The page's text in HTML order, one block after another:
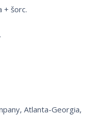
+ šorc.
Atlanta-Georgia,